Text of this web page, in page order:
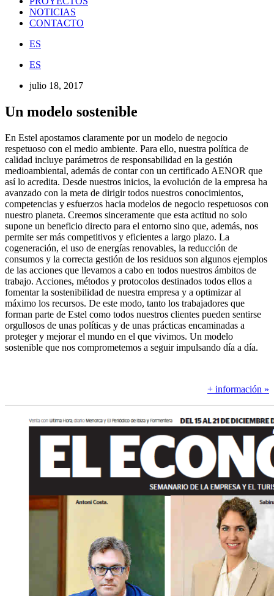
NOTICIAS
CONTACTO
ES
ES
julio 18, 2017
Un modelo sostenible
En Estel apostamos claramente por un modelo de negocio
respetuoso con el medio ambiente. Para ello, nuestra política de
calidad incluye parámetros de responsabilidad en la gestión
medioambiental, además de contar con un certificado AENOR que
así lo acredita. Desde nuestros inicios, la evolución de la empresa ha
avanzado con la meta de dirigir todos nuestros conocimientos,
competencias y esfuerzos hacia modelos de negocio respetuosos con
nuestro planeta. Creemos sinceramente que esta actitud no solo
supone un beneficio directo para el entorno sino que, además, nos
permite ser más competitivos y eficientes a largo plazo. La
cogeneración, el uso de energías renovables, la reducción de
consumos y la correcta gestión de los residuos son algunos ejemplos
de las acciones que llevamos a cabo en todos nuestros ámbitos de
trabajo. Acciones, métodos y protocolos destinados todos ellos a
fomentar la sostenibilidad de nuestra empresa y a optimizar al
máximo los recursos. De este modo, tanto los trabajadores que
forman parte de Estel como todos nuestros clientes pueden sentirse
orgullosos de unas políticas y de unas prácticas encaminadas a
proteger y mejorar el mundo en el que vivimos. Un modelo
sostenible que nos comprometemos a seguir impulsando día a día.
+ información »